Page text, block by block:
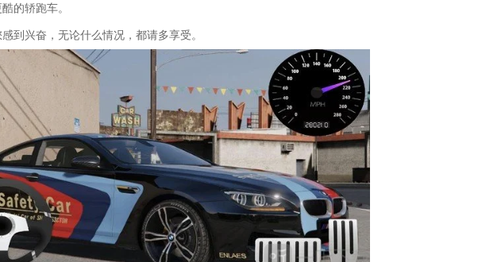
的轿跑车。
到兴奋，无论什么情况，都请多享受。